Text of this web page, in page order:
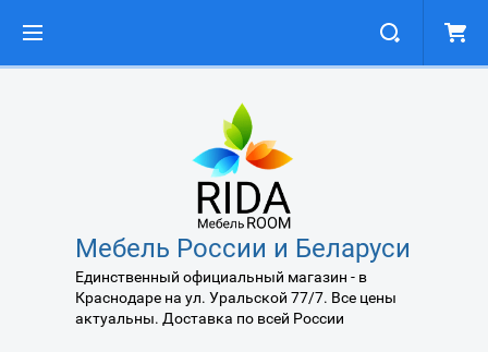
Мебель России и Беларуси
Единственный официальный магазин - в
Краснодаре на ул. Уральской 77/7. Все цены
актуальны. Доставка по всей России